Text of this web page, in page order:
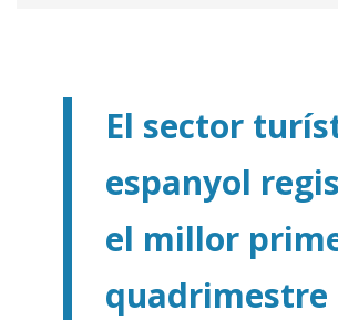
El sector
espanyol
el millor
quadrimestre